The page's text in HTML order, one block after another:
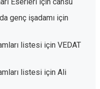
genç işadamıiçin
listesiiçin VEDAT
listesiiçin Ali